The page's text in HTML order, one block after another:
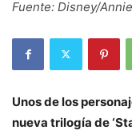
Fuente: Disney/
Unos de los
nueva trilogía de